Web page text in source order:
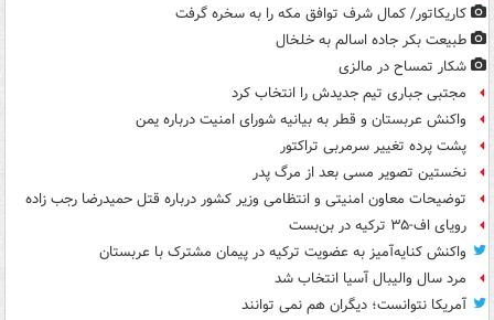
کاریکاتور/ کمال شرف توافق مکه را به سخره گرفت
طبیعت بکر جاده اسالم به خلخال
شکار تمساح در مالزی
مجتبی جباری تیم جدیدش را انتخاب کرد
واکنش عربستان و قطر به بیانیه شورای امنیت درباره یمن
پشت پرده تغییر سرمربی تراکتور
نخستین تصویر مسی بعد از مرگ پدر
توضیحات معاون امنیتی و انتظامی وزیر کشور درباره قتل حمیدرضا رجب زاده
رویای اف-۳۵ ترکیه در بن‌بست
واکنش کنایه‌آمیز به عضویت ترکیه در پیمان مشترک با عربستان
مرد سال والیبال آسیا انتخاب شد
آمریکا نتوانست؛ دیگران هم نمی توانند